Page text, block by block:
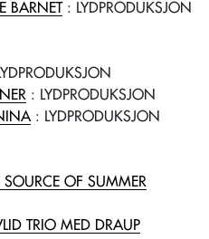
BARNET: LYDPRODUKSJON
: LYDPRODUKSJON
: LYDPRODUKSJON
OF SUMMER
TRIO MED DRAUP